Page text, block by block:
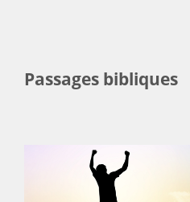
Passages bibliques